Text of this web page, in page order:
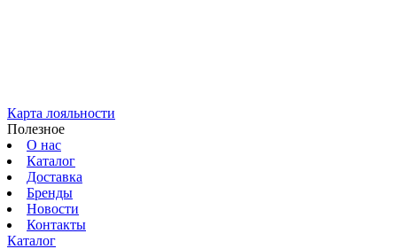
Карта лояльности
Полезное
О нас
Каталог
Доставка
Бренды
Новости
Контакты
Каталог